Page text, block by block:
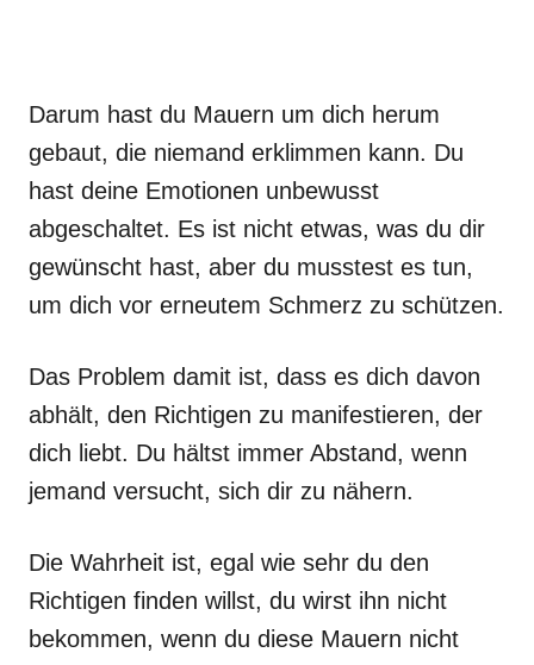
Darum hast du Mauern um dich herum
gebaut, die niemand erklimmen kann. Du
hast deine Emotionen unbewusst
abgeschaltet. Es ist nicht etwas, was du dir
gewünscht hast, aber du musstest es tun,
um dich vor erneutem Schmerz zu schützen.
Das Problem damit ist, dass es dich davon
abhält, den Richtigen zu manifestieren, der
dich liebt. Du hältst immer Abstand, wenn
jemand versucht, sich dir zu nähern.
Die Wahrheit ist, egal wie sehr du den
Richtigen finden willst, du wirst ihn nicht
bekommen, wenn du diese Mauern nicht